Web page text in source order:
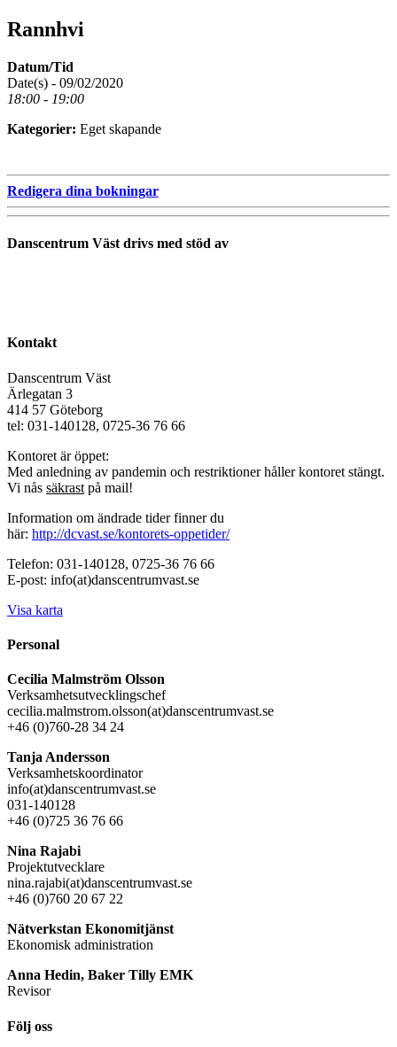
Rannhvi
Datum/Tid
Date(s) - 09/02/2020
18:00 - 19:00
Kategorier: Eget skapande
Redigera dina bokningar
Danscentrum Väst drivs med stöd av
Kontakt
Danscentrum Väst
Ärlegatan 3
414 57 Göteborg
tel: 031-140128, 0725-36 76 66
Kontoret är öppet:
Med anledning av pandemin och restriktioner håller kontoret stängt.
Vi nås säkrast på mail!
Information om ändrade tider finner du
här: http://dcvast.se/kontorets-oppetider/
Telefon: 031-140128, 0725-36 76 66
E-post: info(at)danscentrumvast.se
Visa karta
Personal
Cecilia Malmström Olsson
Verksamhetsutvecklingschef
cecilia.malmstrom.olsson(at)danscentrumvast.se
+46 (0)760-28 34 24
Tanja Andersson
Verksamhetskoordinator
info(at)danscentrumvast.se
031-140128
+46 (0)725 36 76 66
Nina Rajabi
Projektutvecklare
nina.rajabi(at)danscentrumvast.se
+46 (0)760 20 67 22
Nätverkstan Ekonomitjänst
Ekonomisk administration
Anna Hedin, Baker Tilly EMK
Revisor
Följ oss